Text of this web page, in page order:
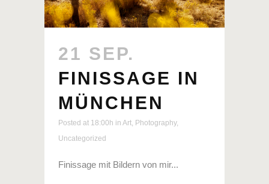
21 SEP.
FINISSAGE IN
MÜNCHEN
Posted at 18:00h in Art Photography,
Uncategorized
Finissage mit Bildern von mir...